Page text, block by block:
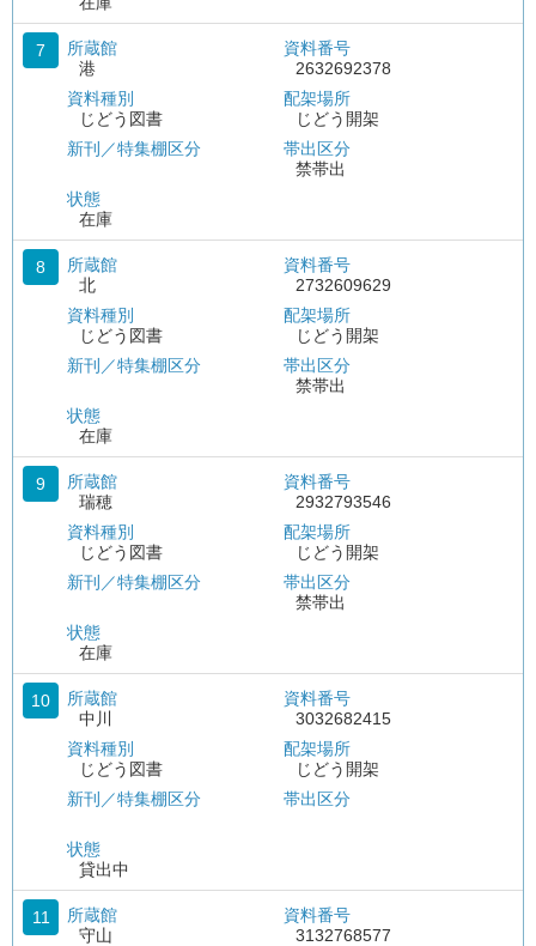
7
所蔵館
港
資料種別
じどう図書
新刊／特集棚区分
状態
在庫
資料番号
2632692378
配架場所
じどう開架
帯出区分
禁帯出
8
所蔵館
北
資料種別
じどう図書
新刊／特集棚区分
状態
在庫
資料番号
2732609629
配架場所
じどう開架
帯出区分
禁帯出
9
所蔵館
瑞穂
資料種別
じどう図書
新刊／特集棚区分
状態
在庫
資料番号
2932793546
配架場所
じどう開架
帯出区分
禁帯出
10
所蔵館
中川
資料種別
じどう図書
新刊／特集棚区分
状態
貸出中
資料番号
3032682415
配架場所
じどう開架
帯出区分
11
所蔵館
守山
資料番号
3132768577